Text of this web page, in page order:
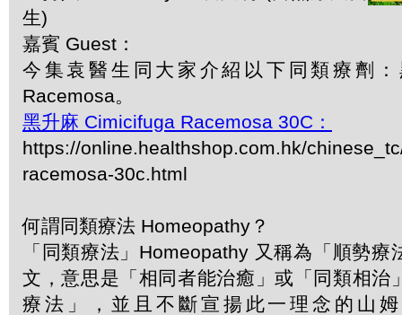
生)
嘉賓 Guest：
今集袁醫生同大家介紹以下同類療劑：
Racemosa。
黑升麻 Cimicifuga Racemosa 30C：
https://online.healthshop.com.hk/
racemosa-30c.html
何謂同類療法 Homeopathy？
「同類療法」Homeopathy 又稱為「順勢療
文，意思是「相同者能治癒」或「同類相治
療法」，並且不斷宣揚此一理念的山